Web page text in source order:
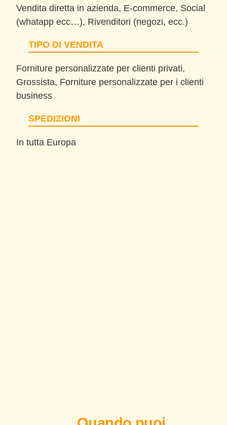
Vendita diretta in azienda, E-commerce, Social
(whatapp ecc…), Rivenditori (negozi, ecc.)
TIPO DI VENDITA
Forniture personalizzate per clienti privati,
Grossista, Forniture personalizzate per i clienti
business
SPEDIZIONI
In tutta Europa